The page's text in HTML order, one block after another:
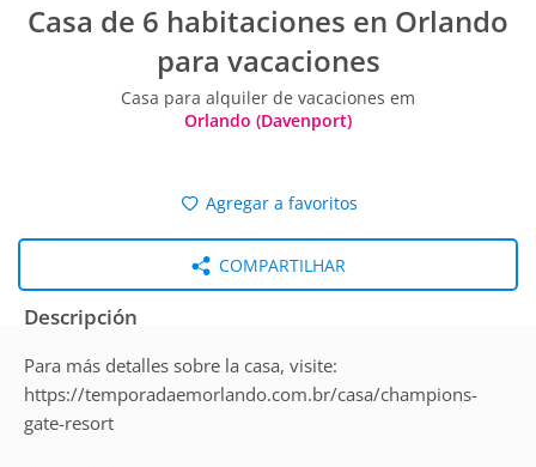
Casa de 6 habitaciones en Orlando
para vacaciones
Casa para alquiler de vacaciones em
Orlando (Davenport)
Agregar a favoritos
COMPARTILHAR
Descripción
Para más detalles sobre la casa, visite:
https://temporadaemorlando.com.br/casa/champions-
gate-resort